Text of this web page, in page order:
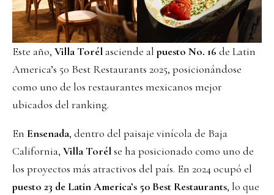
Este año, Villa Torél asciende alpuesto No. 16 de Latin
America’s 50 Best Restaurants 2025, posicionándose
como uno de los restaurantes mexicanos mejor
ubicados del ranking.
En Ensenada, dentro del paisaje vinícola de Baja
California, Villa Torélse ha posicionado como uno de
los proyectos más atractivos del país. En 2024 ocupó el
puesto 23 de Latin America’s 50 Best Restaurants, lo que